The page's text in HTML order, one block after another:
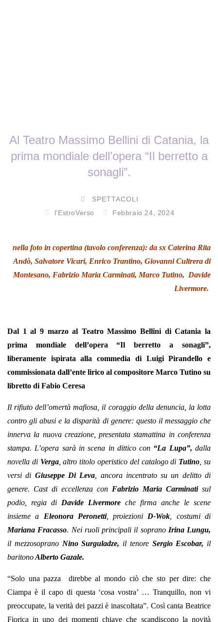
Al Teatro Massimo Bellini di Catania, la
prima mondiale dell’opera “Il berretto a
sonagli”.
SPETTACOLI
l'EstroVerso
Febbraio 24, 2024
nella foto in copertina (tavolo conferenza): da sx Caterina Rita
Andò, Salvatore Vicari, Enrico Trantino, Giovanni Cultrera di
Montesano, Fabrizio Maria Carminati, Marco Tutino, Davide
Livermore.
Dal 1 al 9 marzo al Teatro Massimo Bellini di Catania la
prima mondiale dell’opera “Il berretto a sonagli”,
liberamente ispirata alla commedia di Luigi Pirandello e
commissionata dall’ente lirico al compositore Marco Tutino su
libretto di Fabio Ceresa
Il rifiuto dell’omertà mafiosa, il coraggio della denuncia, la lotta
contro gli abusi e la disparità di genere: questo il messaggio che
innerva la nuova creazione, presentata stamattina in conferenza
stampa. L’opera sarà in scena in dittico con “La Lupa”, dalla
novella di Verga, altro titolo operistico del catalogo di Tutino , su
versi di Giuseppe Di Leva , ancora incentrato su un delitto di
genere. Cast di eccellenza con Fabrizio Maria Carminati sul
podio, regia di Davide Livermore che firma anche le scene
insieme a Eleonora Peronetti, proiezioni D-Wok , costumi di
Mariana Fracasso. Nei ruoli principali il soprano Irina Lungu,
il mezzosopranoNino Surguladze, il tenoreSergio Escobar, il
baritonoAlberto Gazale.
“Solo una pazza direbbe al mondo ciò che sto per dire: che
Ciampa è il capo di questa ‘cosa vostra’ … Tranquillo, non vi
preoccupate, la verità dei pazzi è inascoltata”. Così canta Beatrice
Fiorica in uno dei momenti chiave che scandiscono la novità